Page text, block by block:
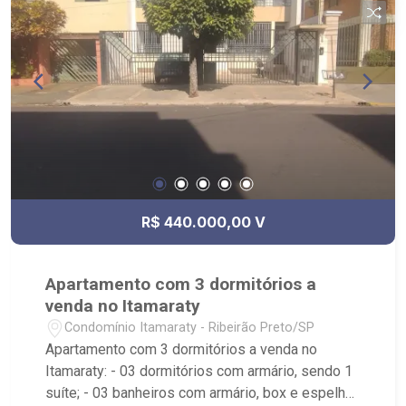
R$ 440.000,00 V
Apartamento com 3 dormitórios a
venda no Itamaraty
Condomínio Itamaraty - Ribeirão Preto/SP
Apartamento com 3 dormitórios a venda no
Itamaraty: - 03 dormitórios com armário, sendo 1
suíte; - 03 banheiros com armário, box e espelho;